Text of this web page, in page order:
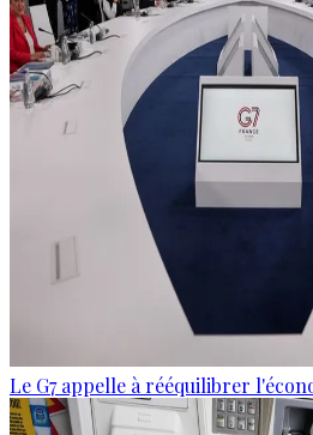
Le G7 appelle à rééquilibrer